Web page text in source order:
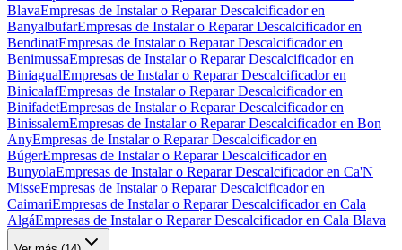
BlavaEmpresas de Instalar o Reparar Descalcificador en
BanyalbufarEmpresas de Instalar o Reparar Descalcificador en
BendinatEmpresas de Instalar o Reparar Descalcificador en
BenimussaEmpresas de Instalar o Reparar Descalcificador en
BiniagualEmpresas de Instalar o Reparar Descalcificador en
BinicalafEmpresas de Instalar o Reparar Descalcificador en
BinifadetEmpresas de Instalar o Reparar Descalcificador en
BinissalemEmpresas de Instalar o Reparar Descalcificador en Bon
AnyEmpresas de Instalar o Reparar Descalcificador en
BúgerEmpresas de Instalar o Reparar Descalcificador en
BunyolaEmpresas de Instalar o Reparar Descalcificador en Ca'N
MisseEmpresas de Instalar o Reparar Descalcificador en
CaimariEmpresas de Instalar o Reparar Descalcificador en Cala
AlgáEmpresas de Instalar o Reparar Descalcificador en Cala Blava